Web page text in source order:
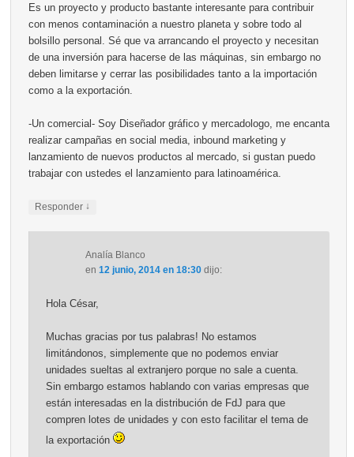
Es un proyecto y producto bastante interesante para contribuir
con menos contaminación a nuestro planeta y sobre todo al
bolsillo personal. Sé que va arrancando el proyecto y necesitan
de una inversión para hacerse de las máquinas, sin embargo no
deben limitarse y cerrar las posibilidades tanto a la importación
como a la exportación.
-Un comercial- Soy Diseñador gráfico y mercadologo, me encanta
realizar campañas en social media, inbound marketing y
lanzamiento de nuevos productos al mercado, si gustan puedo
trabajar con ustedes el lanzamiento para latinoamérica.
Responder ↓
Analía Blanco
en 12 junio, 2014 en 18:30 dijo:
Hola César,
Muchas gracias por tus palabras! No estamos
limitándonos, simplemente que no podemos enviar
unidades sueltas al extranjero porque no sale a cuenta.
Sin embargo estamos hablando con varias empresas que
están interesadas en la distribución de FdJ para que
compren lotes de unidades y con esto facilitar el tema de
la exportación